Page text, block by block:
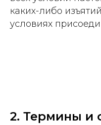
каких-либо
условиях
2. Термины и